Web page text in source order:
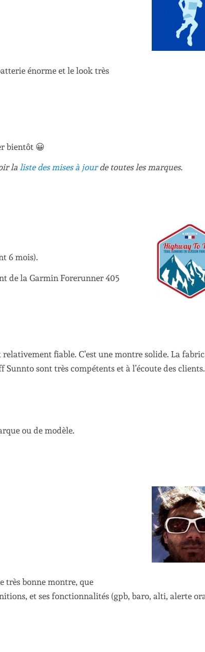
énorme et le look très
bientôt 😀
la liste des mises à jourde toutes les marques.
6 mois).
de la Garmin Forerunner 405
fiable. C’est une montre solide. La
sont très compétents et à l’écoute des clients.
ou de modèle.
très bonne montre, que
et ses fonctionnalités (gpb, baro, alti, alerte